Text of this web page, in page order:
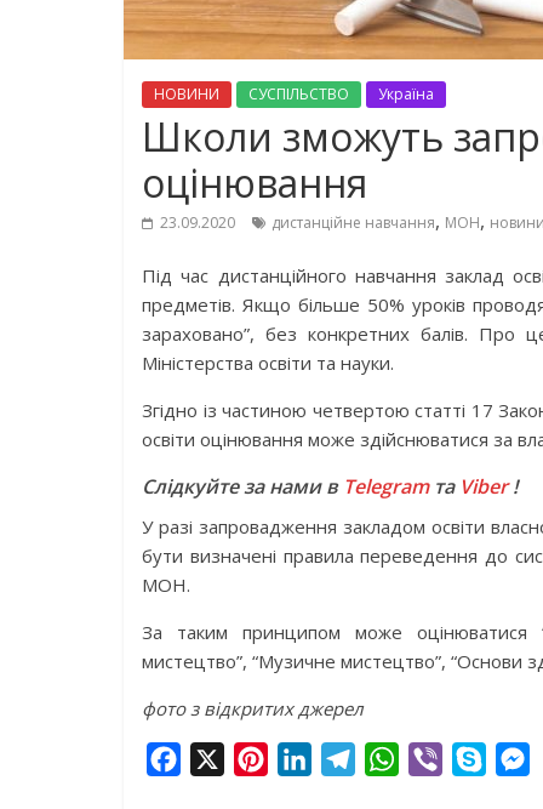
НОВИНИ СУСПІЛЬСТВО Україна
Школи зможуть
оцінювання
23.09.2020 дистанційне навчання, МОН,
Під час дистанційного навчання заклад
предметів. Якщо більше 50% уроків
зараховано”, без конкретних балів. Про
Міністерства освіти та науки.
Згідно із частиною четвертою статті 17
освіти оцінювання може здійснюватися за
Слідкуйте за нами в Telegramта Viber!
У разі запровадження закладом освіти
бути визначені правила переведення до
МОН.
За таким принципом може оцінюватися
мистецтво”, “Музичне мистецтво”, “Основи
фото з відкритих джерел
W